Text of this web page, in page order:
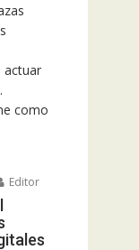
actuar
como
Editor